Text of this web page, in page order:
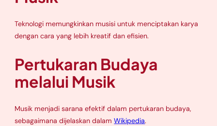
Teknologi memungkinkan musisi untuk menciptakan karya
dengan cara yang lebih kreatif dan efisien.
Pertukaran Budaya
melalui Musik
Musik menjadi sarana efektif dalam pertukaran budaya,
sebagaimana dijelaskan dalamWikipedia.